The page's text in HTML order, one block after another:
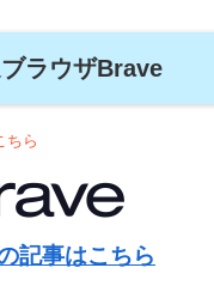
ラウザBrave
ちら
記事はこちら